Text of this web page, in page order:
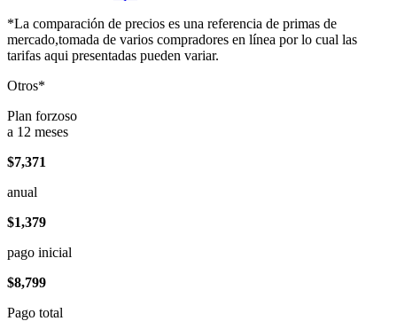
*La comparación de precios es una referencia de primas de
mercado,tomada de varios compradores en línea por lo cual las
tarifas aqui presentadas pueden variar.
Otros*
Plan forzoso
a 12 meses
$7,371
anual
$1,379
pago inicial
$8,799
Pago total